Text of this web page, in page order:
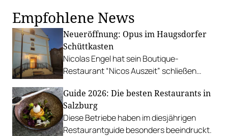
Empfohlene News
Neueröffnung: Opus im Haugsdorfer
Schüttkasten
Nicolas Engel hat sein Boutique-
Restaurant “Nicos Auszeit” schließen
Location gefunden.
Guide 2026: Die besten Restaurants in
Salzburg
Diese Betriebe haben im diesjährigen
Restaurantguide besonders beeindruckt.